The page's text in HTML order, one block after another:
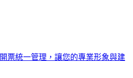
票統一管理，讓您的專業形象與建